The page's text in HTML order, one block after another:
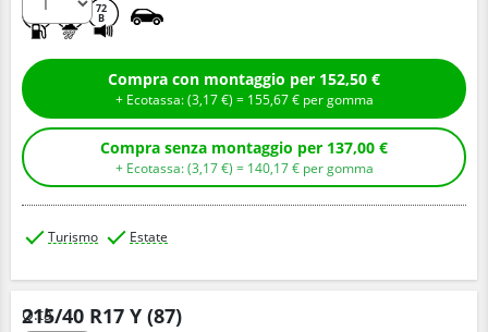
72
B
Compra con montaggio per 152,50 €
+ Ecotassa: (3,17€ ) = 155,67€ per gomma
Compra senza montaggio per 137,00 €
+ Ecotassa: (3,17€ ) = 140,17€ per gomma
Turismo Estate
215/40 R17 Y (87)
Q.tà